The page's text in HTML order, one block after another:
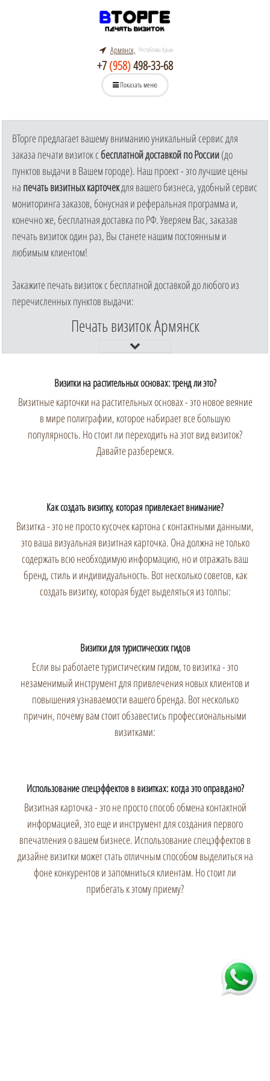
Армянск, Республика Крым
+7(958)498-33-68
Показать меню
ВТорге предлагает вашему вниманию уникальный сервис для
заказа печати визиток с бесплатной доставкой по России(до
пунктов выдачи в Вашем городе). Наш проект - это лучшие цены
на печать визитных карточекдля вашего бизнеса, удобный сервис
мониторинга заказов, бонусная и реферальная программа и,
конечно же, бесплатная доставка по РФ. Уверяем Вас, заказав
печать визиток один раз, Вы станете нашим постоянным и
любимым клиентом!
Закажите печать визиток с бесплатной доставкой до любого из
перечисленных пунктов выдачи:
Печать визиток Армянск
Визитки на растительных основах: тренд ли это?
Визитные карточки на растительных основах - это новое веяние
в мире полиграфии, которое набирает все большую
популярность. Но стоит ли переходить на этот вид визиток?
Давайте разберемся.
Как создать визитку, которая привлекает внимание?
Визитка - это не просто кусочек картона с контактными данными,
это ваша визуальная визитная карточка. Она должна не только
содержать всю необходимую информацию, но и отражать ваш
бренд, стиль и индивидуальность. Вот несколько советов, как
создать визитку, которая будет выделяться из толпы:
Визитки для туристических гидов
Если вы работаете туристическим гидом, то визитка - это
незаменимый инструмент для привлечения новых клиентов и
повышения узнаваемости вашего бренда. Вот несколько
причин, почему вам стоит обзавестись профессиональными
визитками:
Использование спецэффектов в визитках: когда это оправдано?
Визитная карточка - это не просто способ обмена контактной
информацией, это еще и инструмент для создания первого
впечатления о вашем бизнесе. Использование спецэффектов в
дизайне визитки может стать отличным способом выделиться на
фоне конкурентов и запомниться клиентам. Но стоит ли
прибегать к этому приему?